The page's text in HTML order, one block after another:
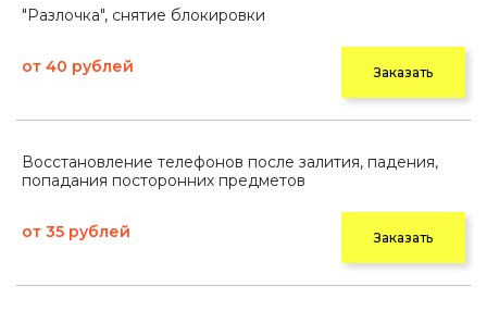
"Разлочка", снятие блокировки
от 40 рублей Заказать
Восстановление телефонов после залития, падения,
попадания посторонних предметов
от 35 рублей Заказать